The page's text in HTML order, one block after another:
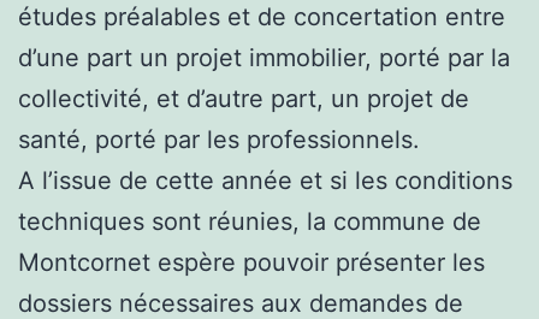
études préalables et de concertation entre
d’une part un projet immobilier, porté par la
collectivité, et d’autre part, un projet de
santé, porté par les professionnels.
A l’issue de cette année et si les conditions
techniques sont réunies, la commune de
Montcornet espère pouvoir présenter les
dossiers nécessaires aux demandes de